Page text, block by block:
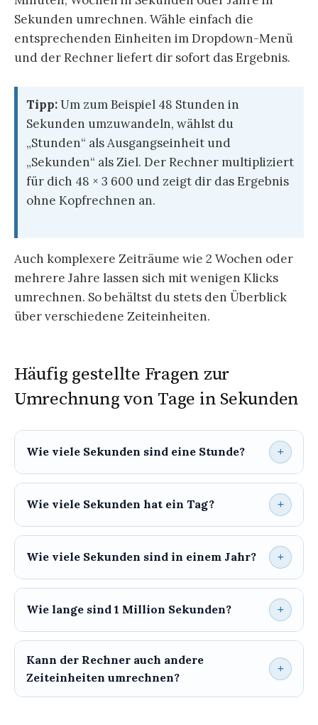
Sekunden umrechnen. Wähle einfach die
entsprechenden Einheiten im Dropdown-Menü
und der Rechner liefert dir sofort das Ergebnis.
Tipp:Um zum Beispiel 48 Stunden in
Sekunden umzuwandeln, wählst du
„Stunden“ als Ausgangseinheit und
„Sekunden“ als Ziel. Der Rechner multipliziert
für dich 48 × 3 600 und zeigt dir das Ergebnis
ohne Kopfrechnen an.
Auch komplexere Zeiträume wie 2 Wochen oder
mehrere Jahre lassen sich mit wenigen Klicks
umrechnen. So behältst du stets den Überblick
über verschiedene Zeiteinheiten.
Häufig gestellte Fragen zur
Umrechnung von Tage in Sekunden
Wie viele Sekunden sind eine Stunde?
Wie viele Sekunden hat ein Tag?
Wie viele Sekunden sind in einem Jahr?
Wie lange sind 1 Million Sekunden?
Kann der Rechner auch andere
Zeiteinheiten umrechnen?